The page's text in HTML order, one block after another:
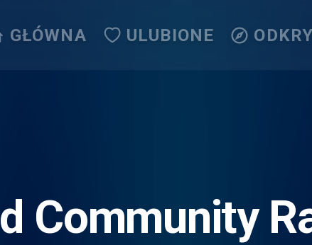
GŁÓWNA ULUBIONE
Community